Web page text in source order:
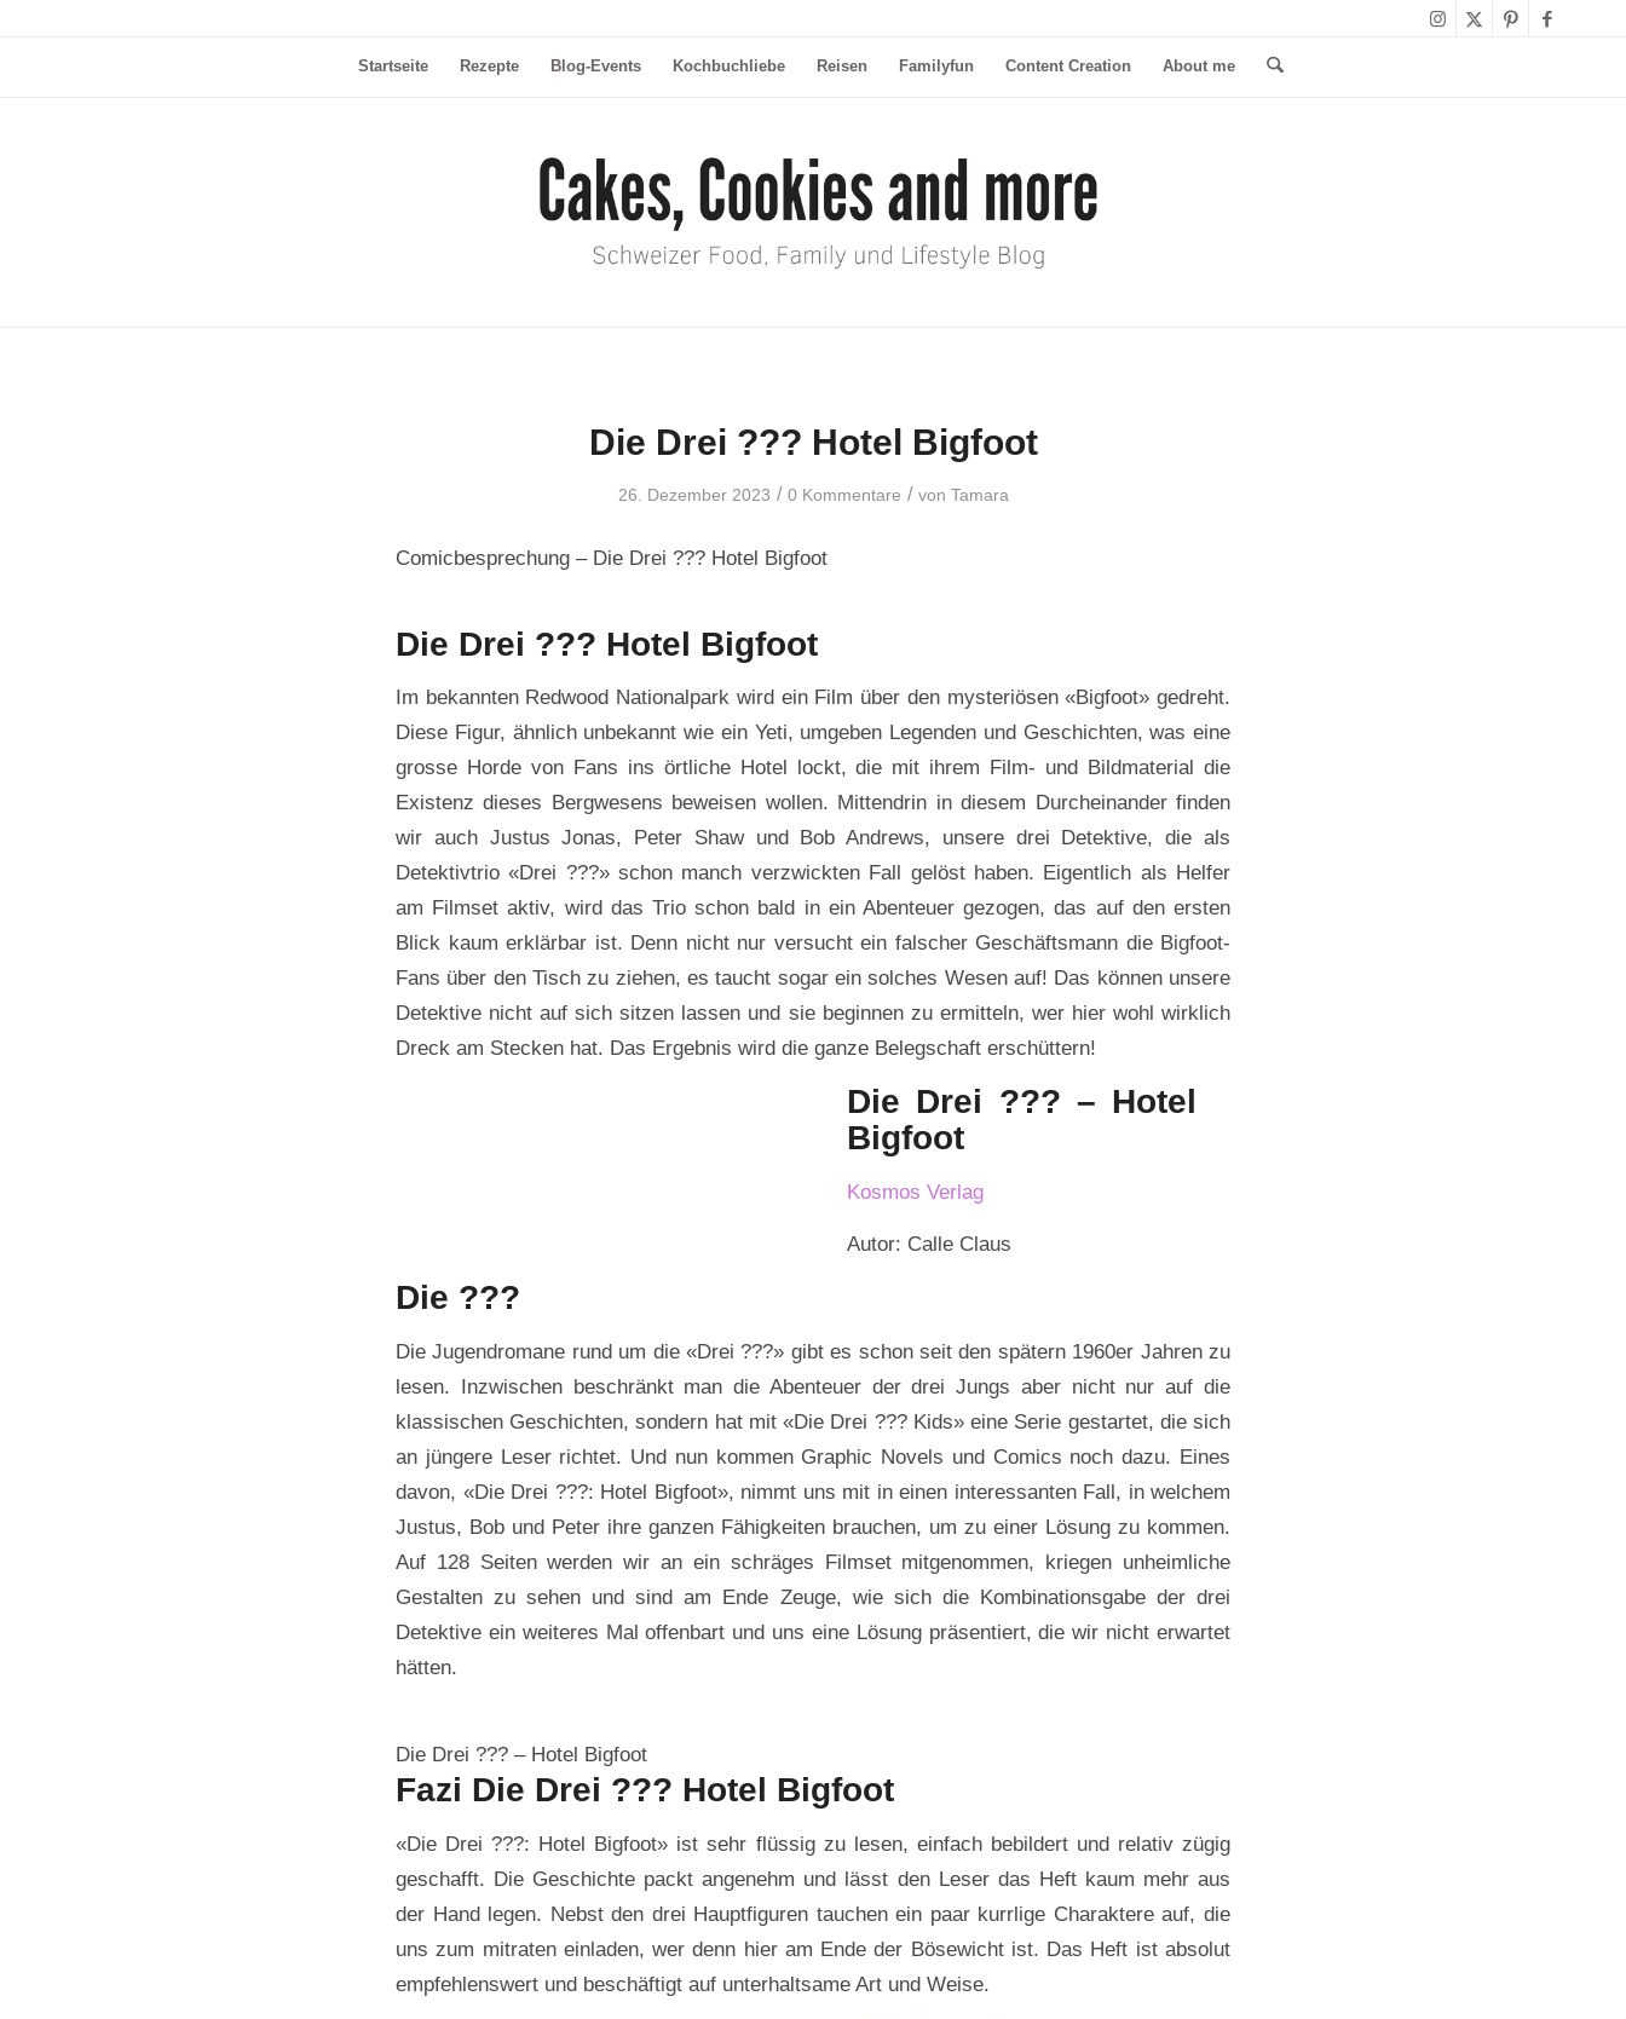
Startseite Rezepte Blog-Events Kochbuchliebe Reisen Familyfun Content Creation About me
Die Drei ??? Hotel Bigfoot
26. Dezember 2023 / 0 Kommentare / von Tamara
Comicbesprechung – Die Drei ??? Hotel Bigfoot
Die Drei ??? Hotel Bigfoot
Im bekannten Redwood Nationalpark wird ein Film über den mysteriösen «Bigfoot» gedreht.
Diese Figur, ähnlich unbekannt wie ein Yeti, umgeben Legenden und Geschichten, was eine
grosse Horde von Fans ins örtliche Hotel lockt, die mit ihrem Film- und Bildmaterial die
Existenz dieses Bergwesens beweisen wollen. Mittendrin in diesem Durcheinander finden
wir auch Justus Jonas, Peter Shaw und Bob Andrews, unsere drei Detektive, die als
Detektivtrio «Drei ???» schon manch verzwickten Fall gelöst haben. Eigentlich als Helfer
am Filmset aktiv, wird das Trio schon bald in ein Abenteuer gezogen, das auf den ersten
Blick kaum erklärbar ist. Denn nicht nur versucht ein falscher Geschäftsmann die Bigfoot-
Fans über den Tisch zu ziehen, es taucht sogar ein solches Wesen auf! Das können unsere
Detektive nicht auf sich sitzen lassen und sie beginnen zu ermitteln, wer hier wohl wirklich
Dreck am Stecken hat. Das Ergebnis wird die ganze Belegschaft erschüttern!
Die Drei ??? – Hotel
Bigfoot
Kosmos Verlag
Autor: Calle Claus
Die ???
Die Jugendromane rund um die «Drei ???» gibt es schon seit den spätern 1960er Jahren zu
lesen. Inzwischen beschränkt man die Abenteuer der drei Jungs aber nicht nur auf die
klassischen Geschichten, sondern hat mit «Die Drei ??? Kids» eine Serie gestartet, die sich
an jüngere Leser richtet. Und nun kommen Graphic Novels und Comics noch dazu. Eines
davon, «Die Drei ???: Hotel Bigfoot», nimmt uns mit in einen interessanten Fall, in welchem
Justus, Bob und Peter ihre ganzen Fähigkeiten brauchen, um zu einer Lösung zu kommen.
Auf 128 Seiten werden wir an ein schräges Filmset mitgenommen, kriegen unheimliche
Gestalten zu sehen und sind am Ende Zeuge, wie sich die Kombinationsgabe der drei
Detektive ein weiteres Mal offenbart und uns eine Lösung präsentiert, die wir nicht erwartet
hätten.
Die Drei ??? – Hotel Bigfoot
Fazi Die Drei ??? Hotel Bigfoot
«Die Drei ???: Hotel Bigfoot» ist sehr flüssig zu lesen, einfach bebildert und relativ zügig
geschafft. Die Geschichte packt angenehm und lässt den Leser das Heft kaum mehr aus
der Hand legen. Nebst den drei Hauptfiguren tauchen ein paar kurrlige Charaktere auf, die
uns zum mitraten einladen, wer denn hier am Ende der Bösewicht ist. Das Heft ist absolut
empfehlenswert und beschäftigt auf unterhaltsame Art und Weise.